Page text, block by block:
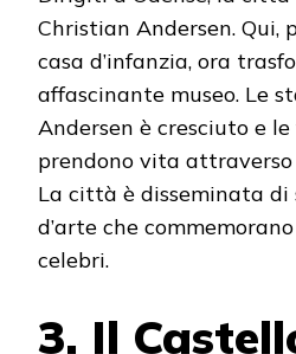
Christian Andersen. Qui,
casa d’infanzia, ora
affascinante museo. Le
Andersen è cresciuto e
prendono vita
La città è disseminata di
d’arte che
celebri.
3. Il